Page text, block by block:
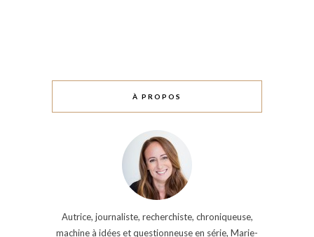
À PROPOS
Autrice, journaliste, recherchiste, chroniqueuse,
machine à idées et questionneuse en série, Marie-